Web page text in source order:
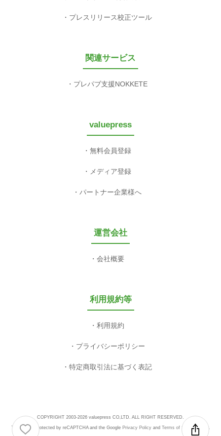
プレスリリース校正ツール
関連サービス
プレパブ支援NOKKETE
valuepress
無料会員登録
メディア登録
パートナー企業様へ
運営会社
会社概要
利用規約等
利用規約
プライバシーポリシー
特定商取引法に基づく表記
COPYRIGHT 2003-2026 valuepress CO,LTD. ALL RIGHT RESERVED.
This site is protected by reCAPTCHA and the Google Privacy Policyand Terms of Serviceapply.